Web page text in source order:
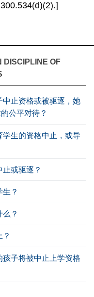
DISCIPLINE OF
中止资格或被驱逐，她
公平对待？
生的资格中止，或导
或驱逐？
？
？
子将被中止上学资格